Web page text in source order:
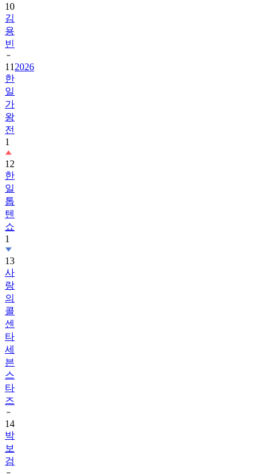
10
김
용
빈
11 2026
한
일
가
왕
전
1
12
한
일
톱
텐
쇼
1
13
사
랑
의
콜
센
타
세
븐
스
타
즈
14
박
보
검